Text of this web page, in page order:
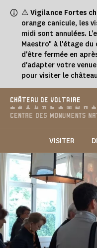
⚠ Vigilance Fortes
orange canicule, les
midi sont annulées.
Maestro" à l'étage
d'être fermée en
d'adapter votre
pour visiter le
CHÂTEAU DE VOLTAIRE
VISITER